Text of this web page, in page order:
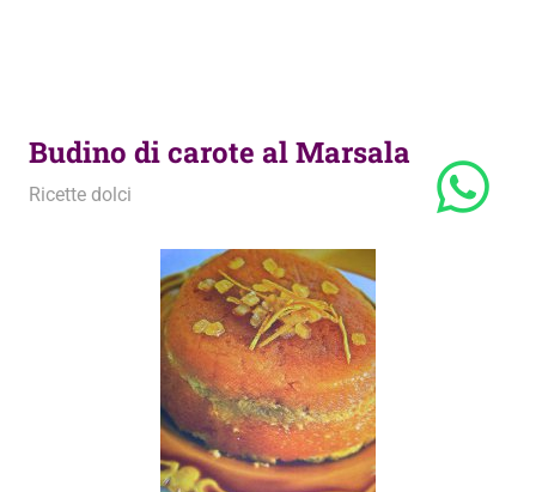
Budino di carote al Marsala
13 Gennaio 2012
admin
Ricette dolci